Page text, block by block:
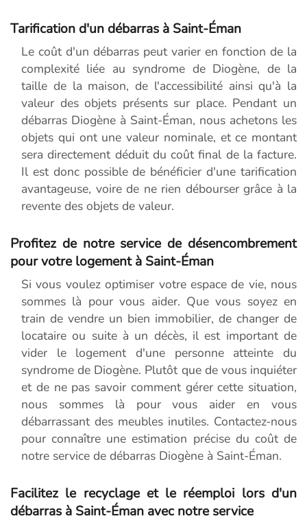
Tarification d'un débarras à Saint-Éman
Le coût d'un débarras peut varier en fonction de la
complexité liée au syndrome de Diogène, de la
taille de la maison, de l'accessibilité ainsi qu'à la
valeur des objets présents sur place. Pendant un
débarras Diogène à Saint-Éman, nous achetons les
objets qui ont une valeur nominale, et ce montant
sera directement déduit du coût final de la facture.
Il est donc possible de bénéficier d'une tarification
avantageuse, voire de ne rien débourser grâce à la
revente des objets de valeur.
Profitez de notre service de désencombrement
pour votre logement à Saint-Éman
Si vous voulez optimiser votre espace de vie, nous
sommes là pour vous aider. Que vous soyez en
train de vendre un bien immobilier, de changer de
locataire ou suite à un décès, il est important de
vider le logement d'une personne atteinte du
syndrome de Diogène. Plutôt que de vous inquiéter
et de ne pas savoir comment gérer cette situation,
nous sommes là pour vous aider en vous
débarrassant des meubles inutiles. Contactez-nous
pour connaître une estimation précise du coût de
notre service de débarras Diogène à Saint-Éman.
Facilitez le recyclage et le réemploi lors d'un
débarras à Saint-Éman avec notre service